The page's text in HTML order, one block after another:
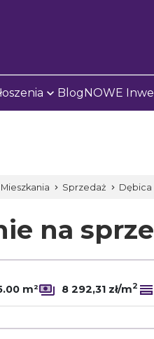
BlogNOWE
Mieszkania Sprzedaż Dębica
na
m² 8 292,31 zł/m2